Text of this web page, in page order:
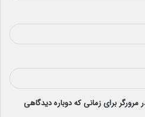
برای زمانی که دوباره دیدگاهی